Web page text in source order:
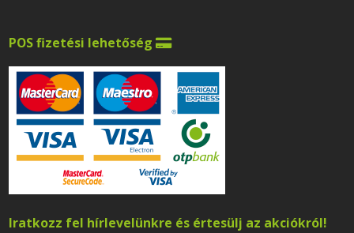
POS fizetési lehetőség 
Iratkozz fel hírlevelünkre és értesülj az akciókról!